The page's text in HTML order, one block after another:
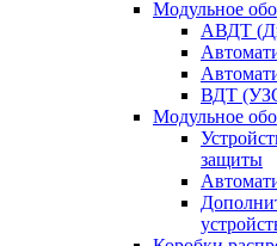
Модульное
АВДТ
ВДТ
Модульное
защиты